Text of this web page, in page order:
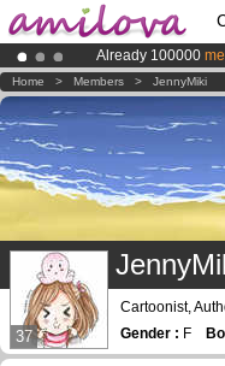
Already 100000
Amilova
Premium
Home > Members > JennyMiki
37
Cartoonist,
Gender : F